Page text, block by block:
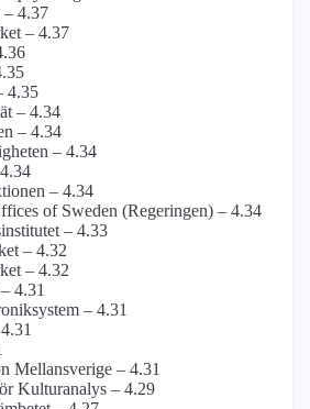
– 4.37
– 4.37
4.35
– 4.34
– 4.34
– 4.34
– 4.34
of Sweden (Regeringen) – 4.34
– 4.33
– 4.32
– 4.32
4.31
– 4.31
Mellansverige – 4.31
Kulturanalys – 4.29